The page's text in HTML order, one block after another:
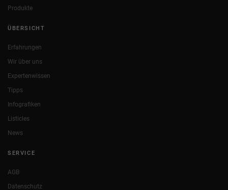
Produkte
ÜBERSICHT
Erfahrungen
Wir über uns
Expertenwissen
Tipps
Infografiken
Listicles
News
SERVICE
AGB
Datenschutz